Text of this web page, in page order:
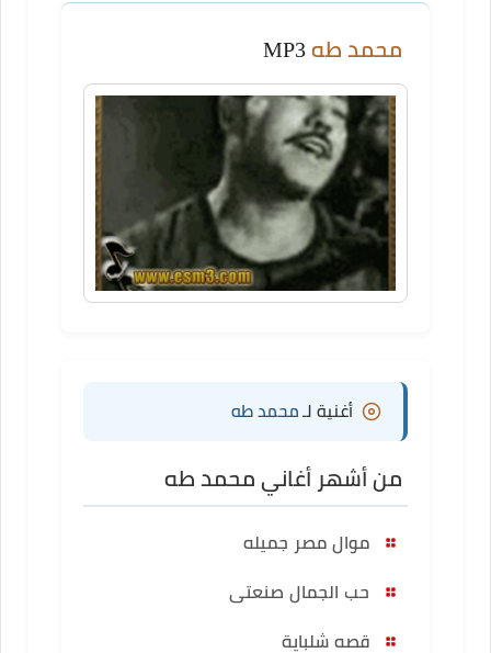
محمد طه
أغنية لـ محمد طه
من أشهر أغاني محمد طه
موال مصر جميله
حب الجمال صنعتى
قصه شلباية